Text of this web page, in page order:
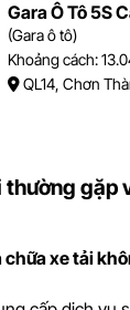
Gara Ô Tô 5S
(Gara ô tô)
Khoảng cách:
QL14, Chơn
gặp
chữa xe tải